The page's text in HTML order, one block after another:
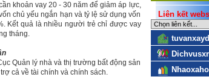
khoản vay 20 - 30 năm để giảm áp lực,
chủ yếu ngắn hạn và tỷ lệ sử dụng vốn
Kết quả là nhiều người trẻ chỉ được vay
tháng.
Quản lý nhà và thị trường bất động sản
cả về tài chính và chính sách.
Liên kết